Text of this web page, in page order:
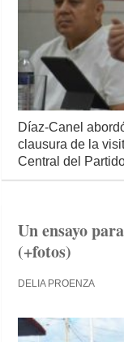
Díaz-Canel
clausura de la
Central del
Un ensayo
(+fotos)
DELIA PROENZA